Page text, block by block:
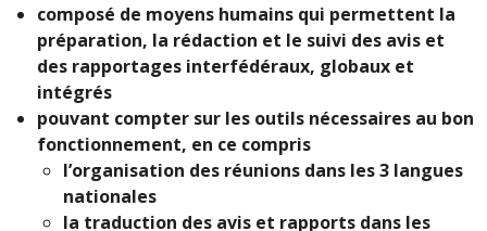
composé de moyens humains qui permettent la
préparation, la rédaction et le suivi des avis et
des rapportages interfédéraux, globaux et
intégrés
pouvant compter sur les outils nécessaires au bon
fonctionnement, en ce compris
l’organisation des réunions dans les 3 langues
nationales
la traduction des avis et rapports dans les